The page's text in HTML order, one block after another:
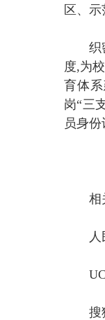
区、示
织
度,为
育体
岗“三
员身
相